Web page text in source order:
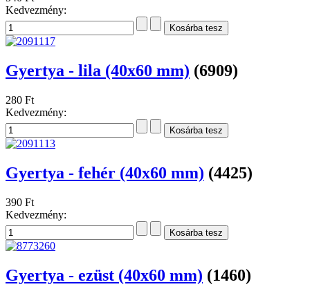
Kedvezmény:
Gyertya - lila (40x60 mm) (6909)
280 Ft
Kedvezmény:
Gyertya - fehér (40x60 mm) (4425)
390 Ft
Kedvezmény:
Gyertya - ezüst (40x60 mm) (1460)